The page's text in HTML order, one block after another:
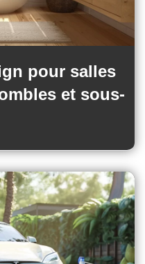
pour salles
et sous-